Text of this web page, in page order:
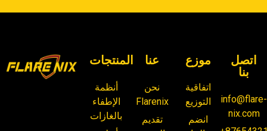
المنتجات
أنظمة
الإطفاء
بالغازات
عنا
نحن
Flarenix
تقديم
موزع
اتفاقية
التوزيع
انضم
اتصل
بنا
info@flare-
nix.com